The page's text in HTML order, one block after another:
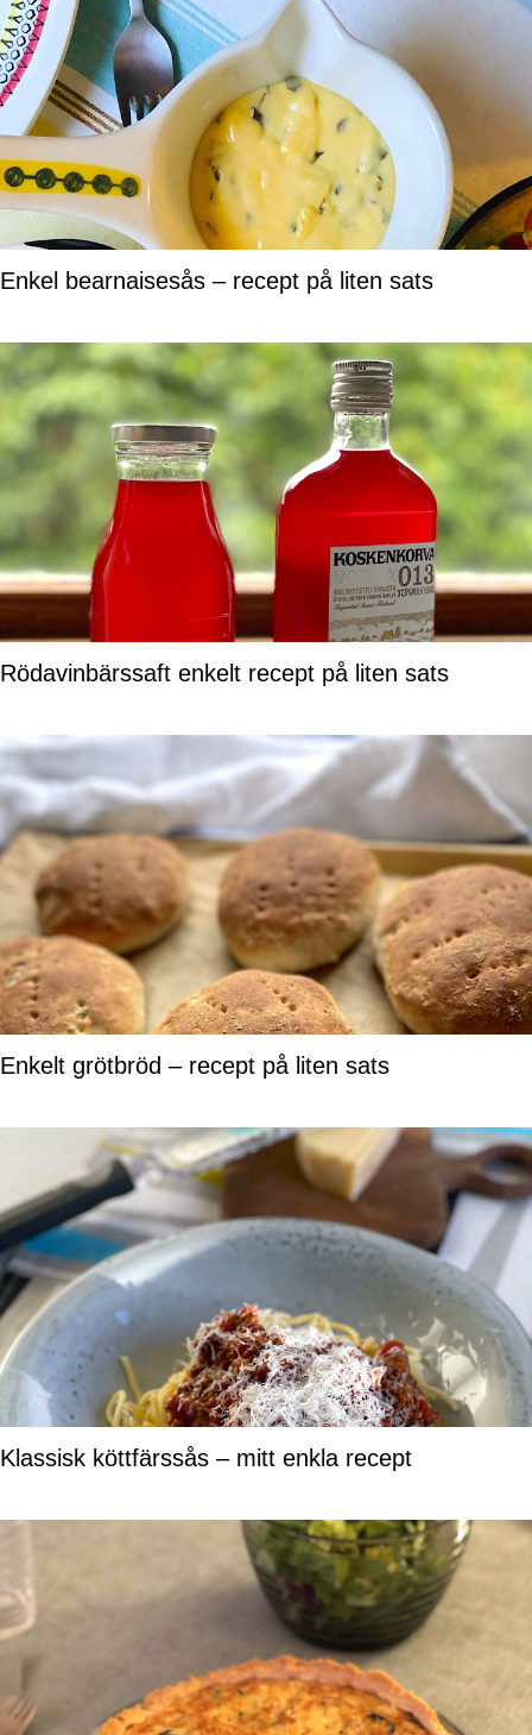
Enkel bearnaisesås – recept på liten sats
Rödavinbärssaft enkelt recept på liten sats
Enkelt grötbröd – recept på liten sats
Klassisk köttfärssås – mitt enkla recept